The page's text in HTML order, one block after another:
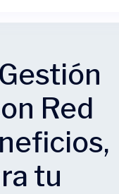
Red
tu